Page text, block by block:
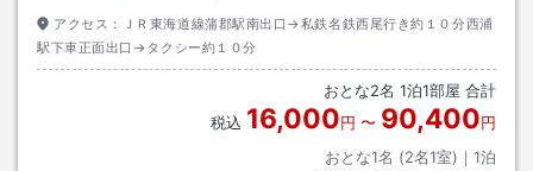
アクセス：
ＪＲ東海道線蒲郡駅南出口→私鉄名鉄西尾行き約１０分西浦
駅下車正面出口→タクシー約１０分
おとな2名 1泊1部屋 合計
税込 16,000円 〜 90,400円
おとな1名 (2名1室)｜ 1泊